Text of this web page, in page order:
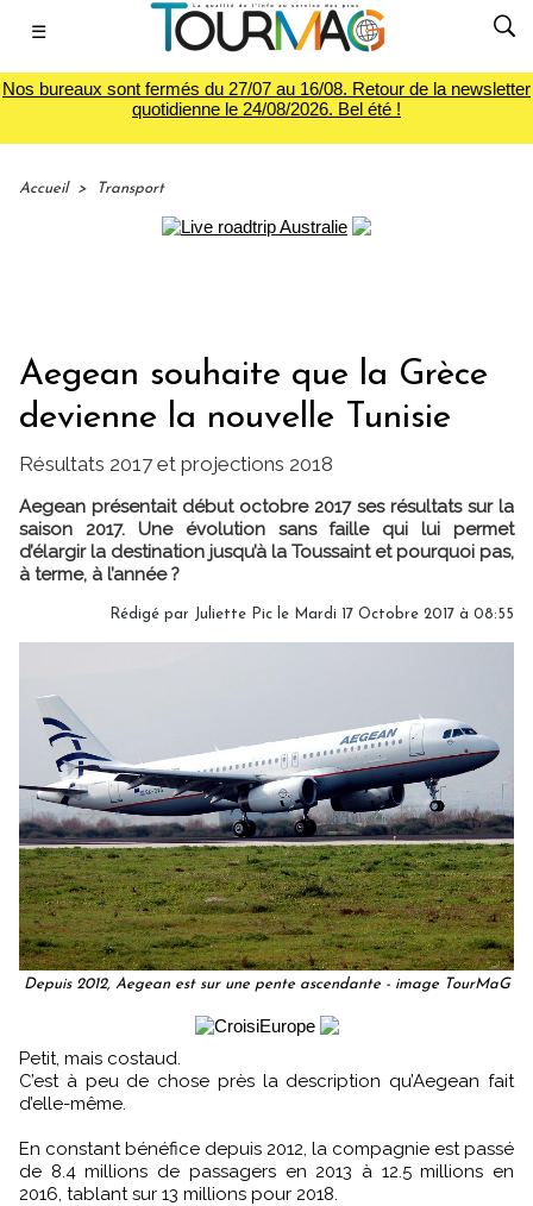
☰
Nos bureaux sont fermés du 27/07 au 16/08. Retour de la newsletter
quotidienne le 24/08/2026. Bel été !
Accueil > Transport
Aegean souhaite que la Grèce
devienne la nouvelle Tunisie
Résultats 2017 et projections 2018
Aegean présentait début octobre 2017 ses résultats sur la
saison 2017. Une évolution sans faille qui lui permet
d’élargir la destination jusqu’à la Toussaint et pourquoi pas,
à terme, à l’année ?
Rédigé par Juliette Pic le Mardi 17 Octobre 2017 à 08:55
Depuis 2012, Aegean est sur une pente ascendante - image TourMaG
Petit, mais costaud.
C’est à peu de chose près la description qu’Aegean fait
d’elle-même.
En constant bénéfice depuis 2012, la compagnie est passé
de 8.4 millions de passagers en 2013 à 12.5 millions en
2016, tablant sur 13 millions pour 2018.